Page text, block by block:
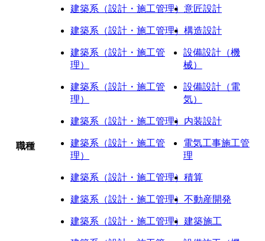
職種
建築系（設計・施工管理） 意匠設計
建築系（設計・施工管理） 構造設計
建築系（設計・施工管
理）
設備設計（機
械）
建築系（設計・施工管
理）
設備設計（電
気）
建築系（設計・施工管理） 内装設計
建築系（設計・施工管
理）
電気工事施工管
理
建築系（設計・施工管理） 積算
建築系（設計・施工管理） 不動産開発
建築系（設計・施工管理） 建築施工